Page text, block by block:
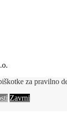
za pravilno
Zavrni